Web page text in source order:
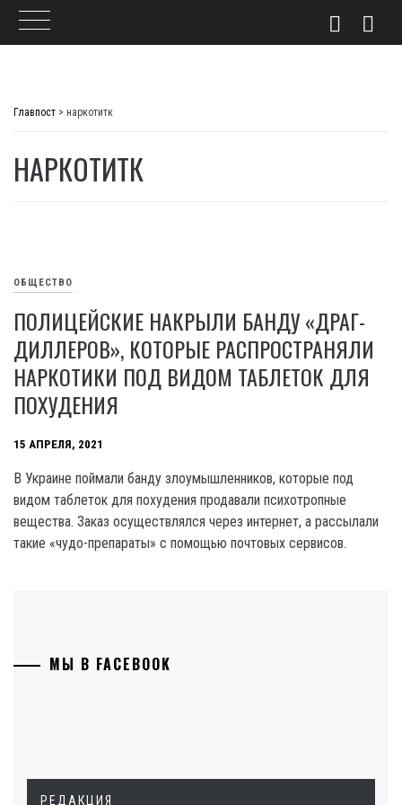
Главпост > наркотитк
НАРКОТИТК
ОБЩЕСТВО
ПОЛИЦЕЙСКИЕ НАКРЫЛИ БАНДУ «ДРАГ-
ДИЛЛЕРОВ», КОТОРЫЕ РАСПРОСТРАНЯЛИ
НАРКОТИКИ ПОД ВИДОМ ТАБЛЕТОК ДЛЯ
ПОХУДЕНИЯ
15 АПРЕЛЯ, 2021
В Украине поймали банду злоумышленников, которые под
видом таблеток для похудения продавали психотропные
вещества. Заказ осуществлялся через интернет, а рассылали
такие «чудо-препараты» с помощью почтовых сервисов.
МЫ В FACEBOOK
РЕДАКЦИЯ